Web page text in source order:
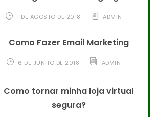
1 DE AGOSTO DE 2018 ADMIN
Como Fazer Email Marketing
6 DE JUNHO DE 2018 ADMIN
Como tornar minha loja virtual
segura?